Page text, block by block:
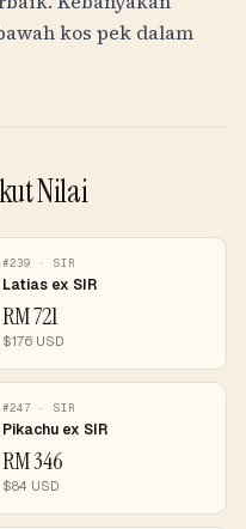
kos pek dalam
Nilai
#239 · SIR
Latias ex SIR
RM721
$176 USD
#247 · SIR
Pikachu ex SIR
RM346
$84 USD